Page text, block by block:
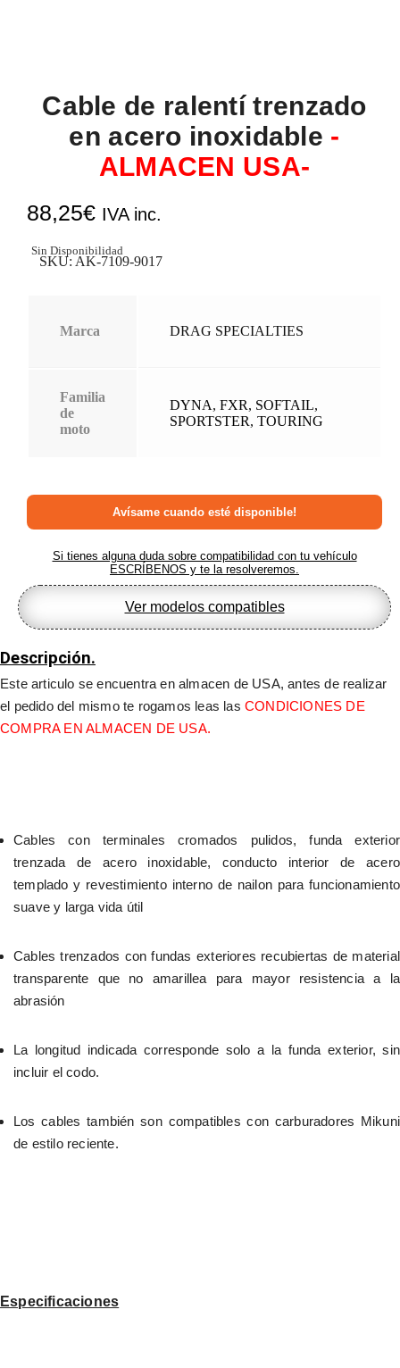
Cable de ralentí trenzado
en acero inoxidable -
ALMACEN USA-
88,25€ IVA inc.
Sin Disponibilidad
SKU: AK-7109-9017
Marca DRAG SPECIALTIES
Familia
de
moto
DYNA, FXR, SOFTAIL,
SPORTSTER, TOURING
Si tienes alguna duda sobre compatibilidad con tu vehículo
ESCRÍBENOS y te la resolveremos.
Ver modelos compatibles
Descripción.
Este articulo se encuentra en almacen de USA, antes de realizar
el pedido del mismo te rogamos leas las CONDICIONES DE
COMPRA EN ALMACEN DE USA.
Cables con terminales cromados pulidos, funda exterior
trenzada de acero inoxidable, conducto interior de acero
templado y revestimiento interno de nailon para funcionamiento
suave y larga vida útil
Cables trenzados con fundas exteriores recubiertas de material
transparente que no amarillea para mayor resistencia a la
abrasión
La longitud indicada corresponde solo a la funda exterior, sin
incluir el codo.
Los cables también son compatibles con carburadores Mikuni
de estilo reciente.
Especificaciones